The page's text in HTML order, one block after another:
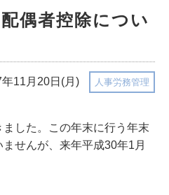
偶者控除につい
年11月20日(月) 人事労務管理
した。この年末に行う年末
せんが、来年平成30年1月